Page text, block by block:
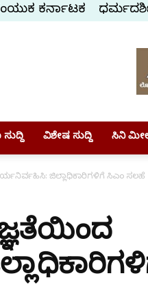
ಕರ್ನಾಟಕ
ವಿಶೇಷ ಸುದ್ದಿ ಸಿನಿ
ಜಿಲ್ಲಾಧಿಕಾರಿಗಳಿಗೆ ಸಿಎಂ ಸಲಹೆ